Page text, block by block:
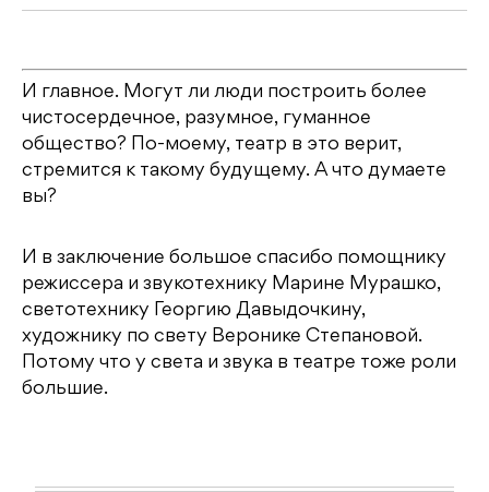
И главное. Могут ли люди построить более
чистосердечное, разумное, гуманное
общество? По-моему, театр в это верит,
стремится к такому будущему. А что думаете
вы?
И в заключение большое спасибо помощнику
режиссера и звукотехнику Марине Мурашко,
светотехнику Георгию Давыдочкину,
художнику по свету Веронике Степановой.
Потому что у света и звука в театре тоже роли
большие.